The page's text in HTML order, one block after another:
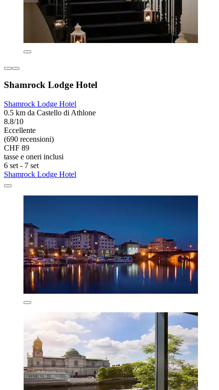
Shamrock Lodge Hotel
Shamrock Lodge Hotel
0.5 km da Castello di Athlone
8.8/10
Eccellente
(690 recensioni)
CHF 89
tasse e oneri inclusi
6 set - 7 set
Shamrock Lodge Hotel